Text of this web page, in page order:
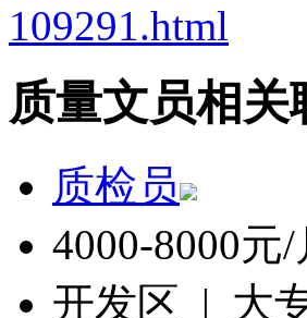
109291.html
质量文员相关
质检员
4000-8000元/
开发区 | 大